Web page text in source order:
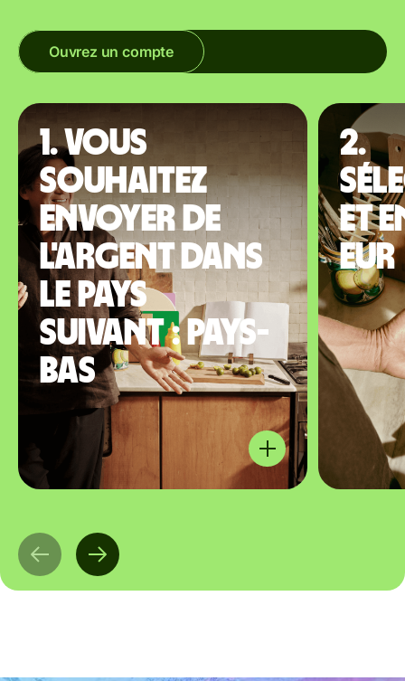
Ouvrez un compte
1. Vous
souhaitez
envoyer de
l'argent dans
le pays
suivant : Pays-
Bas
2.
et
EUR